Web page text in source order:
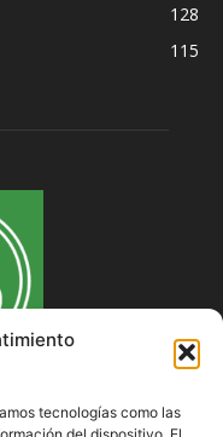
tecnologías como las
128
115